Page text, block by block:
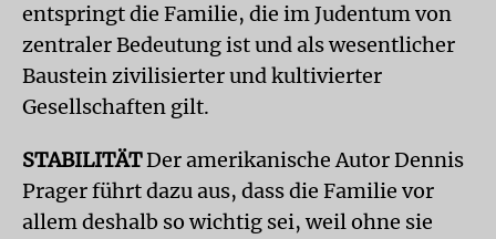
entspringt die Familie, die im Judentum von
zentraler Bedeutung ist und als wesentlicher
Baustein zivilisierter und kultivierter
Gesellschaften gilt.
STABILITÄTDer amerikanische Autor Dennis
Prager führt dazu aus, dass die Familie vor
allem deshalb so wichtig sei, weil ohne sie